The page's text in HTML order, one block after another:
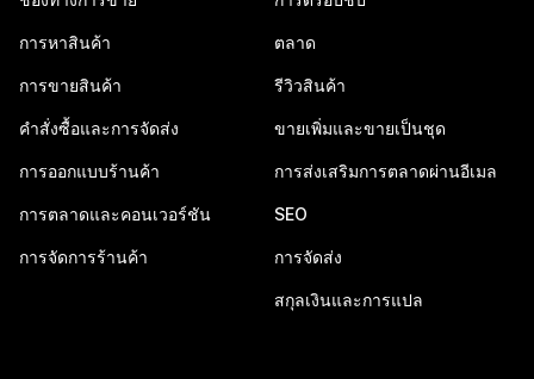
การหาสินค้า
การขายสินค้า
คำสั่งซื้อและการจัดส่ง
การออกแบบร้านค้า
การตลาดและคอนเวอร์ชัน
การจัดการร้านค้า
ตลาด
รีวิวสินค้า
ขายเพิ่มและขายเป็นชุด
การส่งเสริมการตลาดผ่านอีเมล
SEO
การจัดส่ง
สกุลเงินและการแปล